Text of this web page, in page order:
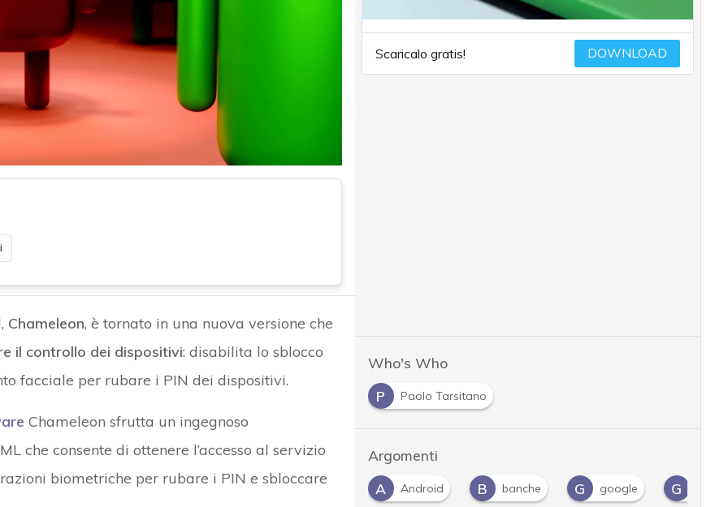
Chameleon, è tornato in una nuova versione che
il controllo dei dispositivi: disabilita lo sblocco
facciale per rubare i PIN dei dispositivi.
Chameleon sfrutta un ingegnoso
che consente di ottenere l’accesso al servizio
biometriche per rubare i PIN e sbloccare
Scaricalo gratis! DOWNLOAD
Who's Who
P
Paolo Tarsitano
Argomenti
A
adware A Android B banche G google G